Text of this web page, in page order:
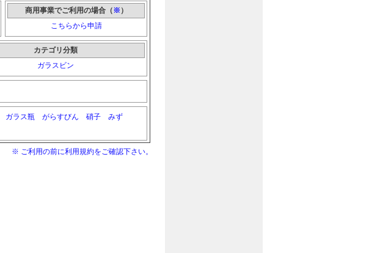
商用事業でご利用の場合（※ ）
こちらから申請
カテゴリ分類
ガラスビン
ガラス瓶 がらすびん 硝子
みず
※ ご利用の前に利用規約をご確認下さい。